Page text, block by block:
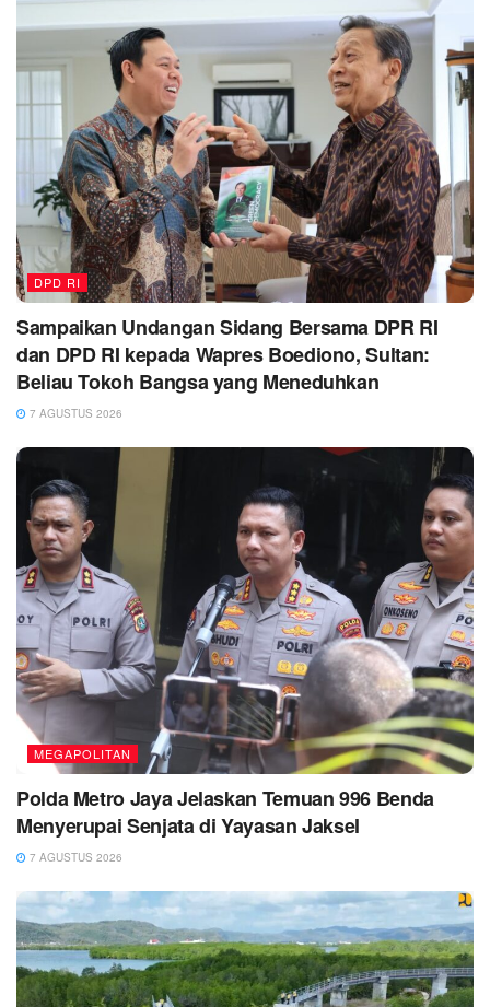
DPD RI
Sampaikan Undangan Sidang Bersama DPR RI
dan DPD RI kepada Wapres Boediono, Sultan:
Beliau Tokoh Bangsa yang Meneduhkan
7 AGUSTUS 2026
MEGAPOLITAN
Polda Metro Jaya Jelaskan Temuan 996 Benda
Menyerupai Senjata di Yayasan Jaksel
7 AGUSTUS 2026